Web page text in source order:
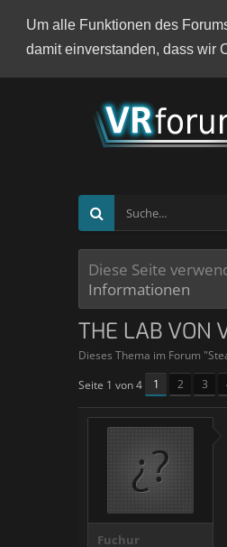
Um alle Funktionen des
damit einverstanden, dass wir
Diese Seite
Informationen
THE LAB VON
Dieses Thema im Forum "
Seite 1 von 4
1 2 3
Fuchur